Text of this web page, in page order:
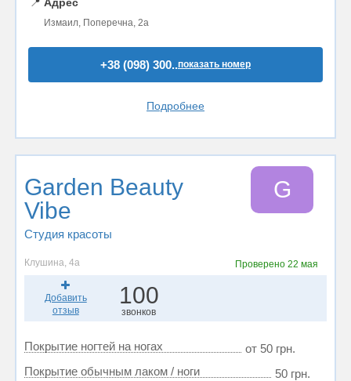
Измаил, Поперечна, 2а
+38 (098) 300..показать номер
Подробнее
Garden Beauty
Vibe
Студия красоты
G
Клушина, 4а Проверено 22 мая
Добавить
отзыв
100
звонков
Покрытие ногтей на ногах
от 50 грн.
Покрытие обычным лаком / ноги
50 грн.